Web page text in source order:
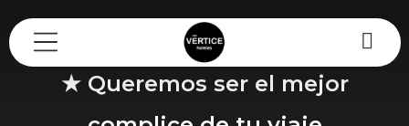
Mi reserva
★ Queremos ser el mejor